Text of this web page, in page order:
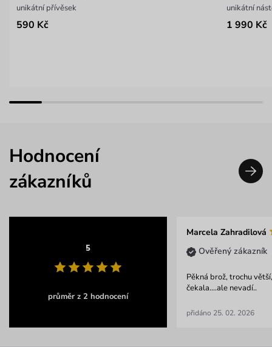
unikátní přívěsek
590 Kč
unikátní
1 990 Kč
Hodnocení
zákazníků
5
průměr z 2 hodnocení
Marcela Zahradilová
Ověřený zákazník
Pěkná brož, trochu
čekala....ale nevadí..
přidáno 25. 02. 2026